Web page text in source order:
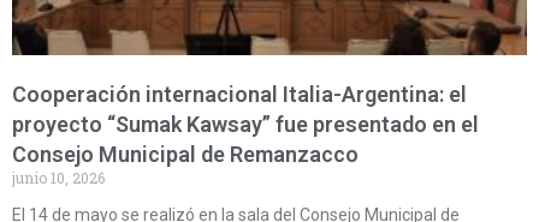
Cooperación internacional Italia-Argentina: el
proyecto “Sumak Kawsay” fue presentado en el
Consejo Municipal de Remanzacco
junio 10, 2026
El 14 de mayo se realizó en la sala del Consejo Municipal de